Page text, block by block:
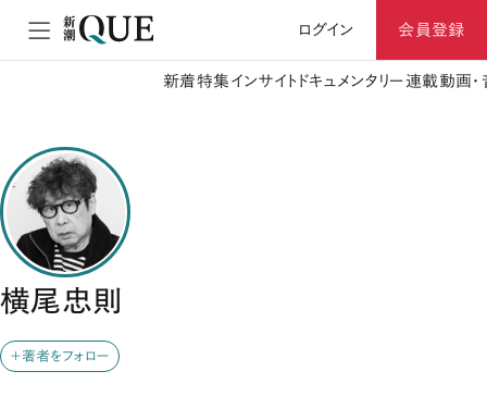
ログイン 会員登録
新着特集 インサイト ドキュメンタリー 連載動画
横尾忠則
＋著者をフォロー